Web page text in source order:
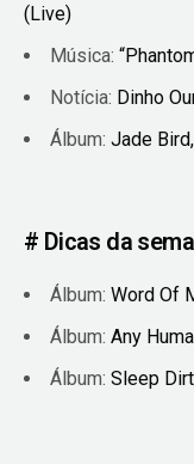
(Live)
Música:
Notícia: Dinho
Álbum: Jade
# Dicas da
Álbum: Word Of
Álbum: Any
Álbum: Sleep